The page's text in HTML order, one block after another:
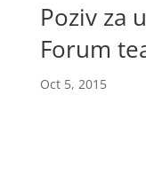
Poziv za
Forum
Oct 5, 2015